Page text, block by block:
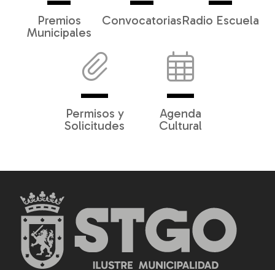
Premios
Municipales
ConvocatoriasRadio Escuela
Permisos y
Solicitudes
Agenda
Cultural